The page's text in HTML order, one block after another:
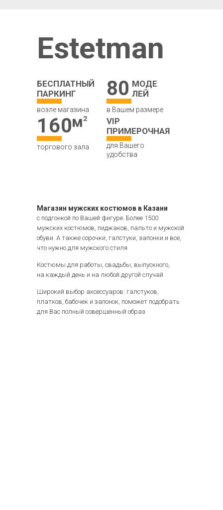
с подгонкой по Вашей фигуре. Более 1500
мужских костюмов, пиджаков, пальто и мужской
обуви. А также сорочки, галстуки, запонки и все,
что нужно для мужского стиля
Костюмы для работы, свадьбы, выпускного,
на каждый день и на любой другой случай
Широкий выбор аксессуаров: галстуков,
платков, бабочек и запонок, поможет подобрать
для Вас полный совершенный образ
Estetman
БЕСПЛАТНЫЙ
ПАРКИНГ
возле магазина
80 МОДЕ
ЛЕЙ
в Вашем размере
160
торгового зала
VIP
ПРИМЕРОЧНАЯ
для Вашего
удобства
Магазин мужских костюмов в Казани